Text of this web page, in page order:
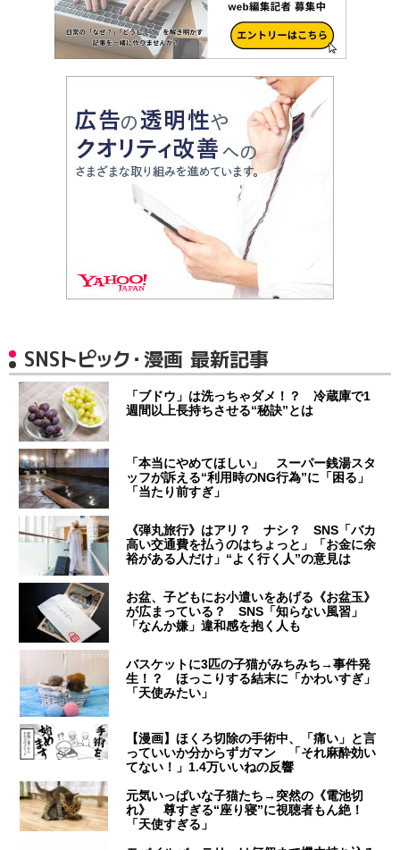
SNSトピック・漫画 最新記事
「ブドウ」は洗っちゃダメ！？ 冷蔵庫で1
週間以上長持ちさせる“秘訣”とは
「本当にやめてほしい」 スーパー銭湯スタ
ッフが訴える“利用時のNG行為”に「困る」
「当たり前すぎ」
《弾丸旅行》はアリ？ ナシ？ SNS「バカ
高い交通費を払うのはちょっと」「お金に余
裕がある人だけ」“よく行く人”の意見は
お盆、子どもにお小遣いをあげる《お盆玉》
が広まっている？ SNS「知らない風習」
「なんか嫌」違和感を抱く人も
バスケットに3匹の子猫がみちみち→事件発
生！？ ほっこりする結末に「かわいすぎ」
「天使みたい」
【漫画】ほくろ切除の手術中、「痛い」と言
っていいか分からずガマン 「それ麻酔効い
てない！」1.4万いいねの反響
元気いっぱいな子猫たち→突然の《電池切
れ》 尊すぎる“座り寝”に視聴者もん絶！
「天使すぎる」